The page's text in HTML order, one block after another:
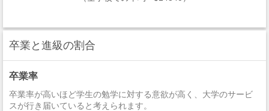
卒業と進級の割合
卒業率
卒業率が高いほど学生の勉学に対する意欲が高く、大学のサービ
スが行き届いていると考えられます。